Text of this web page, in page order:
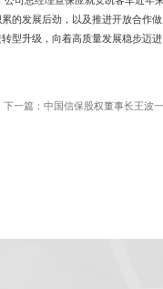
的发展后劲，以及推进开放合作
型升级，向着高质量发展稳步迈进
下一篇：中国信保股权董事长王波